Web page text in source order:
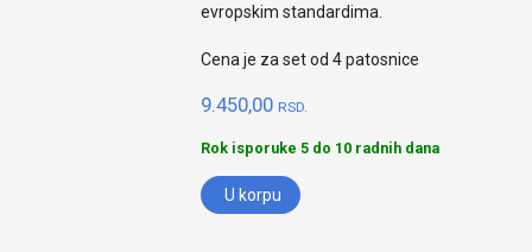
evropskim standardima.
Cena je za set od 4 patosnice
9.450,00 RSD.
Rok isporuke 5 do 10 radnih dana
U korpu